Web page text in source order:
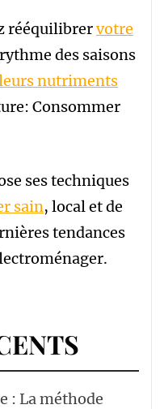
rééquilibrervotre
des saisons
nutriments
Consommer
ses techniques
sain, local et de
tendances
: La méthode